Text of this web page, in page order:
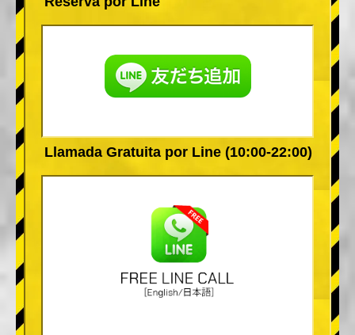
Llamada Gratuita por Line (10:00-22:00)